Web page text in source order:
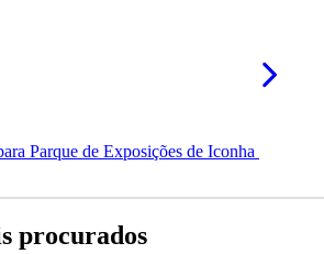
Parque de Exposições de Iconha
procurados